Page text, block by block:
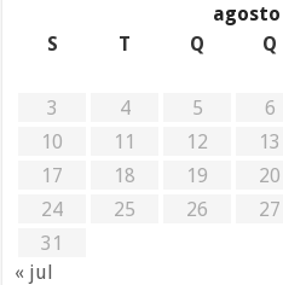
agosto
S
T Q Q
3
4 5 6
10
11 12 13
17
18 19 20
24
25 26 27
31
« jul